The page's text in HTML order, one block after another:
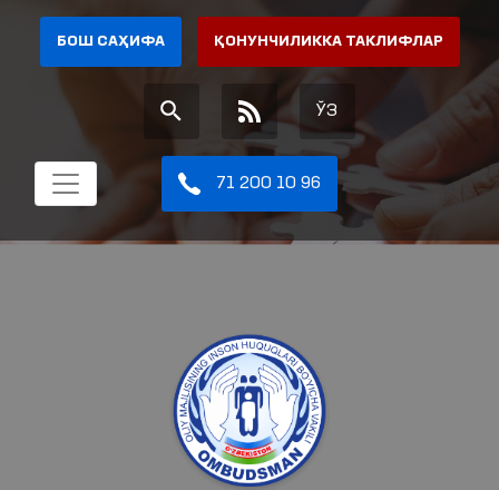
БОШ САҲИФА ҚОНУНЧИЛИККА ТАКЛИФЛАР
ЎЗ
71 200 10 96